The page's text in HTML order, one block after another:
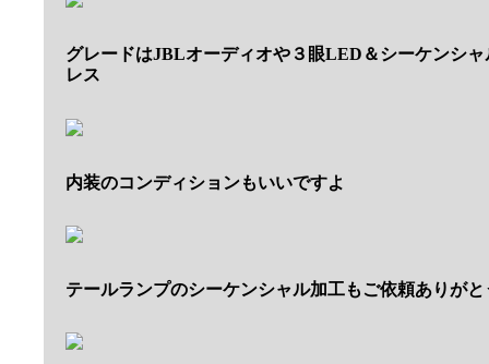
グレードはJBLオーディオや３眼LED＆シーケンシ
レス
内装のコンディションもいいですよ
テールランプのシーケンシャル加工もご依頼ありが